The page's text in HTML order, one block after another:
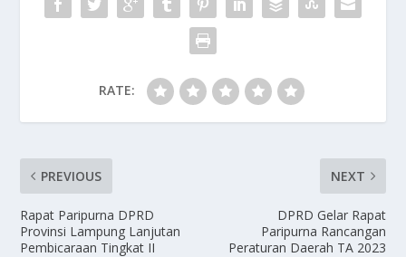
RATE:
PREVIOUS
Rapat Paripurna DPRD
Provinsi Lampung Lanjutan
Pembicaraan Tingkat II
NEXT
DPRD Gelar Rapat
Paripurna Rancangan
Peraturan Daerah TA 2023